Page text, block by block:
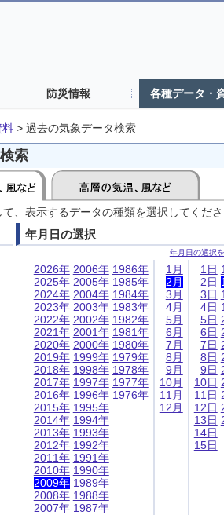
防災情報 各種データ・
料 > 過去の気象データ検索
索
、表示するデータの種類を選択してくだ
年月日の選択
年月日の選択
2026年
2025年
2024年
2023年
2022年
2021年
2020年
2019年
2018年
2017年
2016年
2015年
2014年
2013年
2012年
2011年
2010年
2009年
2008年
2007年
2006年
2005年
2004年
2003年
2002年
2001年
2000年
1999年
1998年
1997年
1996年
1995年
1994年
1993年
1992年
1991年
1990年
1989年
1988年
1987年
1986年
1985年
1984年
1983年
1982年
1981年
1980年
1979年
1978年
1977年
1976年
1月
2月
3月
4月
5月
6月
7月
8月
9月
10月
11月
12月
1日
2日
3日
4日
5日
6日
7日
8日
9日
10日
11日
12日
13日
14日
15日